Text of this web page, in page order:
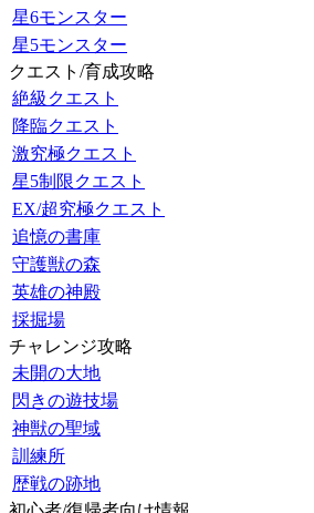
星6モンスター
星5モンスター
クエスト/育成攻略
絶級クエスト
降臨クエスト
激究極クエスト
星5制限クエスト
EX/超究極クエスト
追憶の書庫
守護獣の森
英雄の神殿
採掘場
チャレンジ攻略
未開の大地
閃きの遊技場
神獣の聖域
訓練所
歴戦の跡地